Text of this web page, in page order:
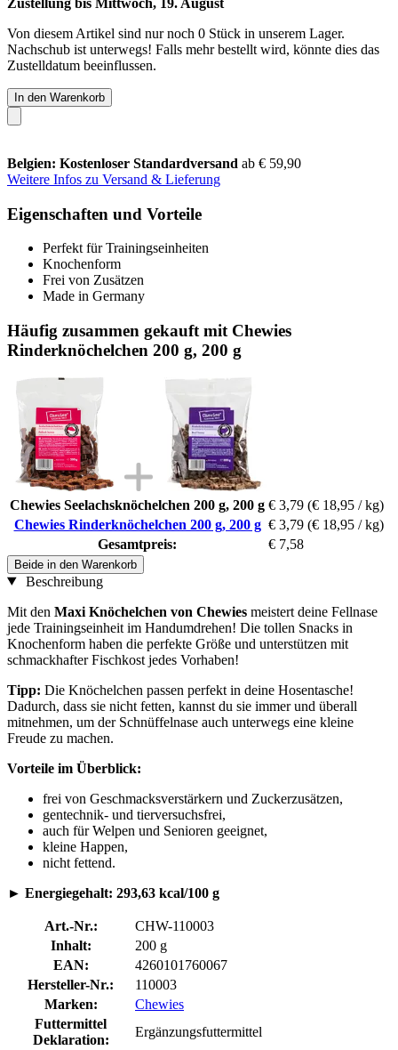
Von diesem Artikel sind nur noch 0 Stück in unserem Lager.
Nachschub ist unterwegs! Falls mehr bestellt wird, könnte dies das
Zustelldatum beeinflussen.
In den Warenkorb
Belgien: Kostenloser Standardversand ab € 59,90
Weitere Infos zu Versand & Lieferung
Eigenschaften und Vorteile
Perfekt für Trainingseinheiten
Knochenform
Frei von Zusätzen
Made in Germany
Häufig zusammen gekauft mit Chewies
Rinderknöchelchen 200 g, 200 g
Chewies Seelachsknöchelchen 200 g, 200 g € 3,79 (€ 18,95 / kg)
Chewies Rinderknöchelchen 200 g, 200 g € 3,79 (€ 18,95 / kg)
Gesamtpreis:
€ 7,58
Beide in den Warenkorb
Beschreibung
Mit den Maxi Knöchelchen von Chewies meistert deine Fellnase
jede Trainingseinheit im Handumdrehen! Die tollen Snacks in
Knochenform haben die perfekte Größe und unterstützen mit
schmackhafter Fischkost jedes Vorhaben!
Tipp: Die Knöchelchen passen perfekt in deine Hosentasche!
Dadurch, dass sie nicht fetten, kannst du sie immer und überall
mitnehmen, um der Schnüffelnase auch unterwegs eine kleine
Freude zu machen.
Vorteile im Überblick:
frei von Geschmacksverstärkern und Zuckerzusätzen,
gentechnik- und tierversuchsfrei,
auch für Welpen und Senioren geeignet,
kleine Happen,
nicht fettend.
► Energiegehalt: 293,63 kcal/100 g
Art.-Nr.:
CHW-110003
Inhalt:
200 g
EAN:
4260101760067
Hersteller-Nr.:
110003
Marken:
Chewies
Futtermittel
Deklaration:
Ergänzungsfuttermittel